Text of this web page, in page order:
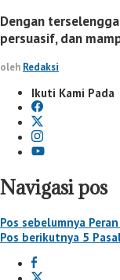
Dengan
persuasif, dan
oleh Redaksi
Ikuti Kami Pada
Navigasi pos
Pos sebelumnya
Pos berikutnya 5